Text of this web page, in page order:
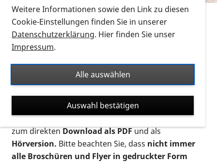
Thema Infomaterial auf der PRO RETINA-Website
für blinde und sehbehinderte Menschen an.
Auf dieser Seite finden Sie sämtliches Infomaterial
Ort. Nutzen Sie den Formatfilter, um ausschließlich
nach Flyern und Broschüren, Audios oder Videos zu
suchen. Die meisten Flyer und Broschüren werden in
verschiedenen Formaten angeboten: zur
postalischen Bestellung als gedruckte Variante
zum direktenDownload als PDFund als
Hörversion. Bitte beachten Sie, dass nicht immer
alle Broschüren und Flyer in gedruckter Form
Weitere Informationen sowie den Link zu diesen
Cookie-Einstellungen finden Sie in unserer
Datenschutzerklärung. Hier finden Sie unser
Impressum.
Alle auswählen
Auswahl bestätigen